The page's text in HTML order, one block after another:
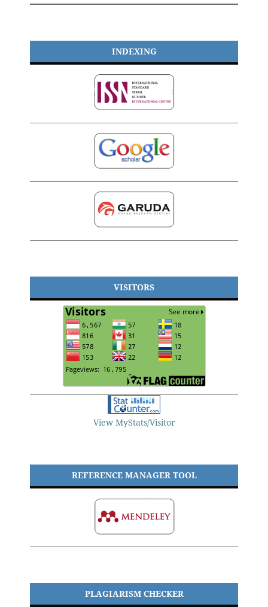
INDEXING
VISITORS
View MyStats/Visitor
REFERENCE MANAGER TOOL
PLAGIARISM CHECKER